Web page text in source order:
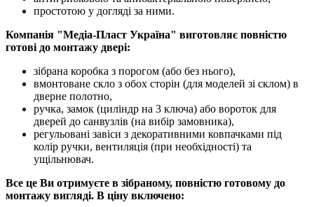
простотою у догляді за ними.
Компанія "Медіа-Пласт Україна" виготовляє повністю
готові до монтажу двері:
зібрана коробка з порогом (або без нього),
вмонтоване скло з обох сторін (для моделей зі склом) в
дверне полотно,
ручка, замок (циліндр на 3 ключа) або вороток для
дверей до санвузлів (на вибір замовника),
регульовані завіси з декоративними ковпачками під
колір ручки, вентиляція (при необхідності) та
ущільнювач.
Все це Ви отримуєте в зібраному, повністю готовому до
монтажу вигляді. В ціну включено: